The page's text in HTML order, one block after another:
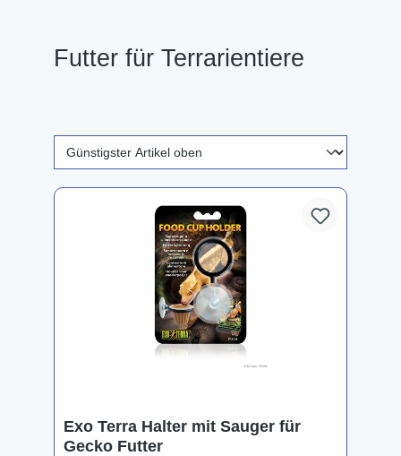
Futter für Terrarientiere
Exo Terra Halter mit Sauger für
Gecko Futter